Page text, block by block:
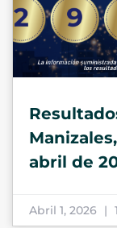
abril de
Abril 1, 2026